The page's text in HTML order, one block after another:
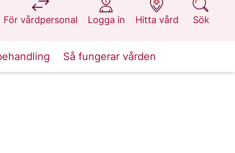
För vårdpersonal
på 1177.se
Logga in
på 1177.se
Hitta vård
på 1177.se
Sök
på 1177.se
Så fungerar vården